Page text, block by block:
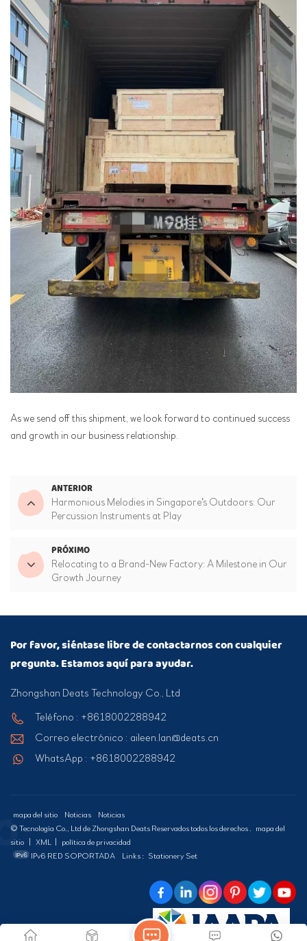
As we send off this shipment, we look forward to continued success
and growth in our business relationship.
ANTERIOR
Harmonious Melodies in Singapore's Outdoors: Our
Percussion Instruments at Play
PRÓXIMO
Relocating to a Brand-New Factory: A Milestone in Our
Growth Journey
Por favor, siéntase libre de contactarnos con cualquier
pregunta. Estamos aquí para ayudar.
Zhongshan Deats Technology Co., Ltd
Teléfono : +8618002288942
Correo electrónico : aileen.lan@deats.cn
WhatsApp : +8618002288942
mapa del sitio Noticias
Noticias
© Tecnología Co., Ltd de Zhongshan Deats Reservados todos los derechos .
mapa del
sitio
XML
política de privacidad
IPv6 RED SOPORTADA
Links : Stationery Set